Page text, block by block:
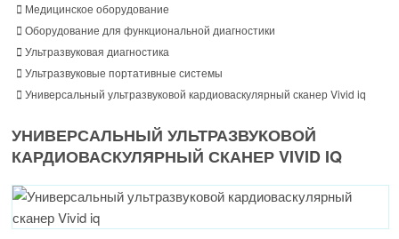
Медицинское оборудование
Оборудование для функциональной диагностики
Ультразвуковая диагностика
Ультразвуковые портативные системы
Универсальный ультразвуковой кардиоваскулярный сканер Vivid iq
УНИВЕРСАЛЬНЫЙ УЛЬТРАЗВУКОВОЙ
КАРДИОВАСКУЛЯРНЫЙ СКАНЕР VIVID IQ